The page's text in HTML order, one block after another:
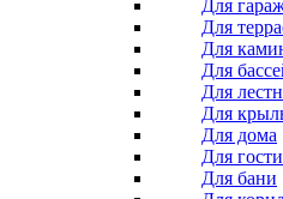
Для
Для
Для
Для
Для
Для
Для дома
Для
Для бани